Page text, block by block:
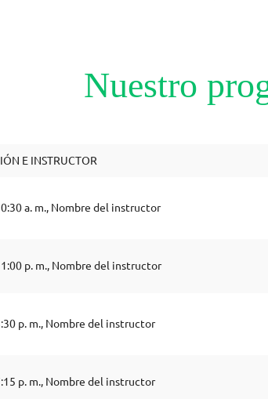
Nuestro
E INSTRUCTOR
a. m., Nombre del instructor
1:00 p. m., Nombre del instructor
p. m., Nombre del instructor
p. m., Nombre del instructor